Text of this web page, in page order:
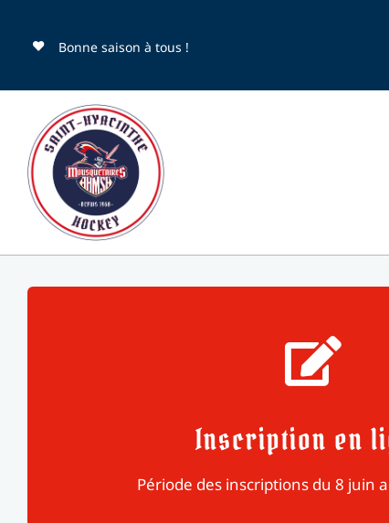
Bonne saison à tous !
Inscription en
Période des inscriptions du 8 juin